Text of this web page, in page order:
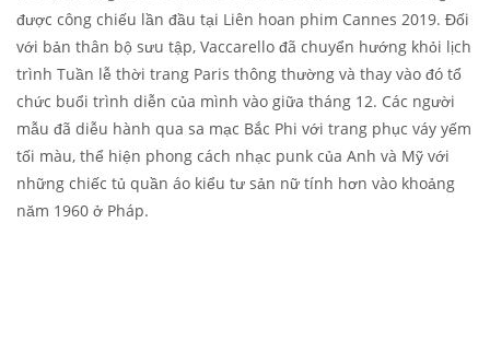
được công chiếu lần đầu tại Liên hoan phim Cannes 2019. Đối
với bản thân bộ sưu tập, Vaccarello đã chuyển hướng khỏi lịch
trình Tuần lễ thời trang Paris thông thường và thay vào đó tổ
chức buổi trình diễn của mình vào giữa tháng 12. Các người
mẫu đã diễu hành qua sa mạc Bắc Phi với trang phục váy yếm
tối màu, thể hiện phong cách nhạc punk của Anh và Mỹ với
những chiếc tủ quần áo kiểu tư sản nữ tính hơn vào khoảng
năm 1960 ở Pháp.